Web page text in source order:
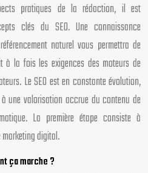
pratiques de la rédaction, il est
clés du SEO. Une connaissance
naturel vous permettra de
la fois les exigences des moteurs de
Le SEO est en constante évolution,
valorisation accrue du contenu de
La première étape consiste à
digital.
ça marche ?